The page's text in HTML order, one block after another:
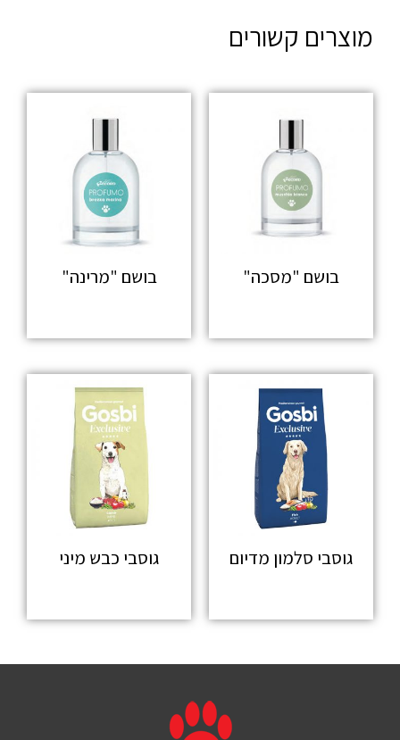
מוצרים קשורים
בושם "מסכה" בושם "מרינה"
גוסבי סלמון מדיום גוסבי כבש מיני